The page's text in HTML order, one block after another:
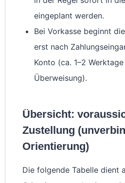
eingeplant werden.
Bei Vorkasse beginnt
erst nach
Konto (ca. 1–2
Überweisung).
Übersicht:
Zustellung
Orientierung)
Die folgende Tabelle dient